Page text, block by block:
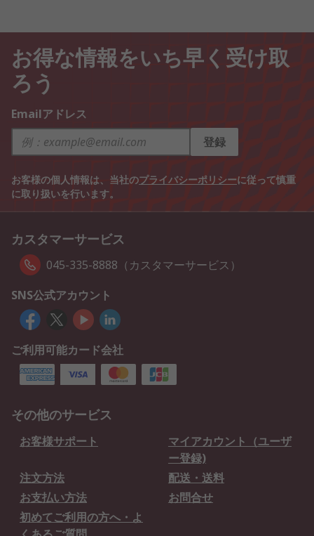
お得な情報をいち早く受け取
ろう
Emailアドレス
登録
お客様の個人情報は、当社のプライバシーポリシーに従って慎重
に取り扱いを行います。
カスタマーサービス
045-335-8888（カスタマーサービス）
SNS公式アカウント
ご利用可能カード会社
その他のサービス
お客様サポート
マイアカウント（ユーザ
ー登録)
注文方法
配送・送料
お支払い方法
お問合せ
初めてご利用の方へ・よ